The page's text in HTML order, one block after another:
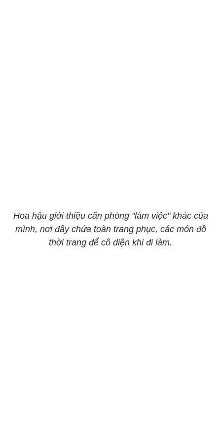
Hoa hậu giới thiệu căn phòng "làm việc" khác của
mình, nơi đây chứa toàn trang phục, các món đồ
thời trang để cô diện khi đi làm.